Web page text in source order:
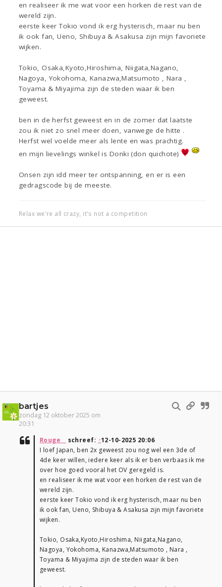
en realiseer ik me wat voor een horken de rest van de
wereld zijn.
eerste keer Tokio vond ik erg hysterisch, maar nu ben
ik ook fan, Ueno, Shibuya & Asakusa zijn mijn favoriete
wijken.
Tokio, Osaka,Kyoto,Hiroshima, Niigata,Nagano,
Nagoya, Yokohoma, Kanazwa,Matsumoto , Nara ,
Toyama & Miyajima zijn de steden waar ik ben
geweest.
ben in de herfst geweest en in de zomer dat laatste
zou ik niet zo snel meer doen, vanwege de hitte .
Herfst wel voelde meer als lente en was prachtig.
en mijn lievelings winkel is Donki (don quichote)
Onsen zijn idd meer ter ontspanning, en er is een
gedragscode bij de meeste.
Relax we're all crazy, it's not a competition
bartjes
zondag 12 oktober 2025 om
20:31
Rouge__
schreef: ↑12-10-2025 20:06
I loef Japan, ben 2x geweest zou nog wel een 3de of
4de keer willen, iedere keer als ik er ben verbaas ik me
over hoe goed vooral het OV geregeld is.
en realiseer ik me wat voor een horken de rest van de
wereld zijn.
eerste keer Tokio vond ik erg hysterisch, maar nu ben
ik ook fan, Ueno, Shibuya & Asakusa zijn mijn favoriete
wijken.
Tokio, Osaka,Kyoto,Hiroshima, Niigata,Nagano,
Nagoya, Yokohoma, Kanazwa,Matsumoto , Nara ,
Toyama & Miyajima zijn de steden waar ik ben
geweest.